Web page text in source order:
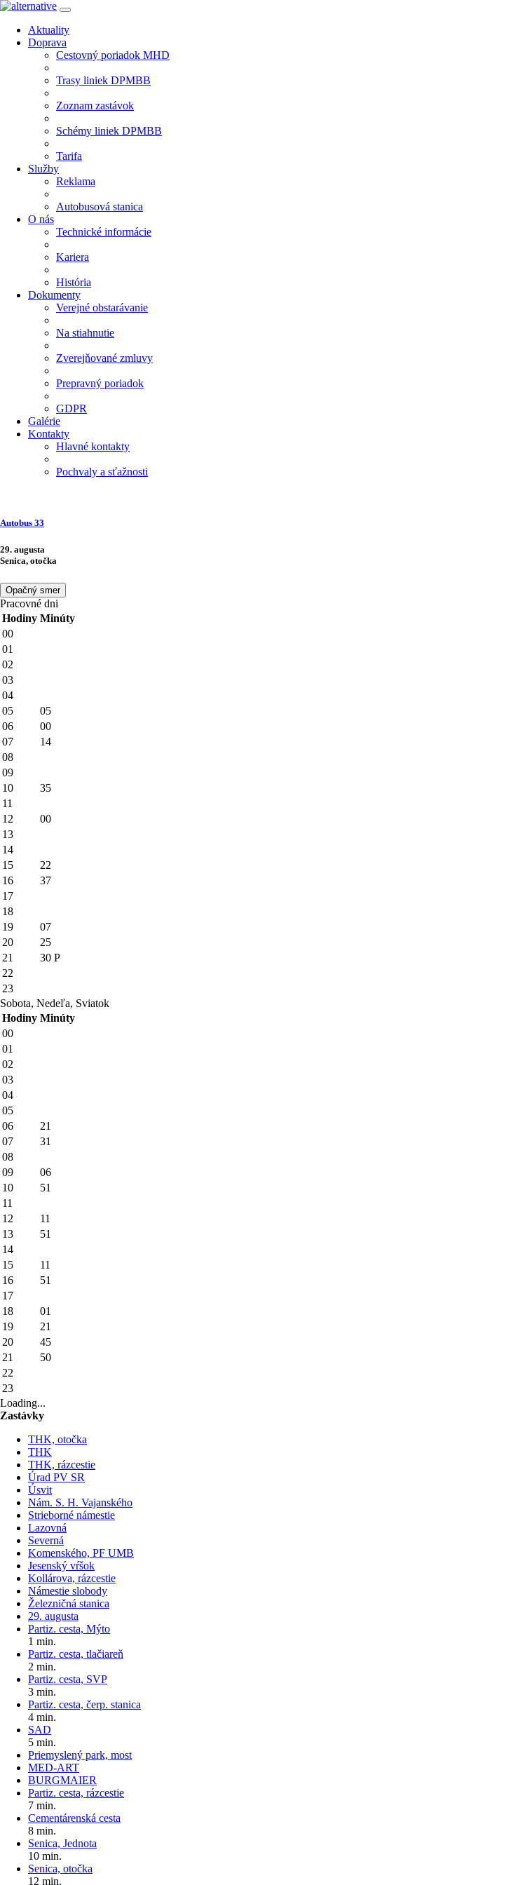
Aktuality
Doprava
Cestovný poriadok MHD
Trasy liniek DPMBB
Zoznam zastávok
Schémy liniek DPMBB
Tarifa
Služby
Reklama
Autobusová stanica
O nás
Technické informácie
Kariera
História
Dokumenty
Verejné obstarávanie
Na stiahnutie
Zverejňované zmluvy
Prepravný poriadok
GDPR
Galérie
Kontakty
Hlavné kontakty
Pochvaly a sťažnosti
Autobus 33
29. augusta
Senica, otočka
Opačný smer
Pracovné dni
Hodiny Minúty
00
01
02
03
04
05
05
06
00
07
14
08
09
10
35
11
12
00
13
14
15
22
16
37
17
18
19
07
20
25
21
30 P
22
23
Sobota, Nedeľa, Sviatok
Hodiny Minúty
00
01
02
03
04
05
06
21
07
31
08
09
06
10
51
11
12
11
13
51
14
15
11
16
51
17
18
01
19
21
20
45
21
50
22
23
Loading...
Zastávky
THK, otočka
THK
THK, rázcestie
Úrad PV SR
Úsvit
Nám. S. H. Vajanského
Strieborné námestie
Lazovná
Severná
Komenského, PF UMB
Jesenský vŕšok
Kollárova, rázcestie
Námestie slobody
Železničná stanica
29. augusta
Partiz. cesta, Mýto
1 min.
Partiz. cesta, tlačiareň
2 min.
Partiz. cesta, SVP
3 min.
Partiz. cesta, čerp. stanica
4 min.
SAD
5 min.
Priemyslený park, most
MED-ART
BURGMAIER
Partiz. cesta, rázcestie
7 min.
Cementárenská cesta
8 min.
Senica, Jednota
10 min.
Senica, otočka
12 min.